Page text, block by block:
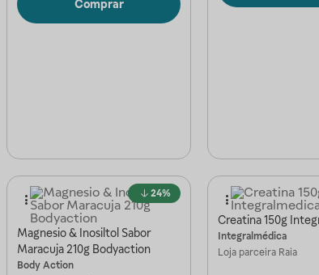
Comprar
24%
Magnesio & Inosiltol Sabor
Maracuja 210g Bodyaction
Body Action
Creatina 150g
Integralmédica
Loja parceira Raia